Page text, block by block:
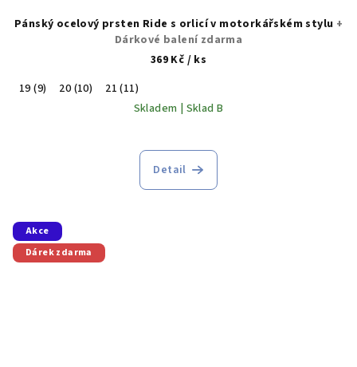
Pánský ocelový prsten Ride s orlicí v motorkářském stylu +
Dárkové balení zdarma
369 Kč / ks
19 (9)
20 (10)
21 (11)
Skladem | Sklad B
Detail
Akce
Dárek zdarma